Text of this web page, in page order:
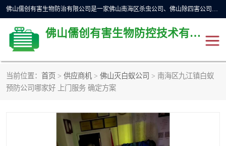
佛山儒创有害生物防治有限公司是一家佛山南海区杀虫公司、佛山除四害公司、佛山灭白蚁公司、佛山白蚁防治公司，让您远离虫害困扰。要问佛山白蚁防治哪家好？佛山儒创有害生物防治有限公司全佛山、广州，正规公司，上门勘查，可靠，售后有保障。
佛山儒创有害生物防控技术有限公司
当前位置： 首页 > 供应商机 > 佛山灭白蚁公司 > 南海区九江镇白蚁
预防公司哪家好 上门服务 确定方案
除四害公司
佛山白蚁防治公司
佛山灭白蚁公司 佛山杀虫公司